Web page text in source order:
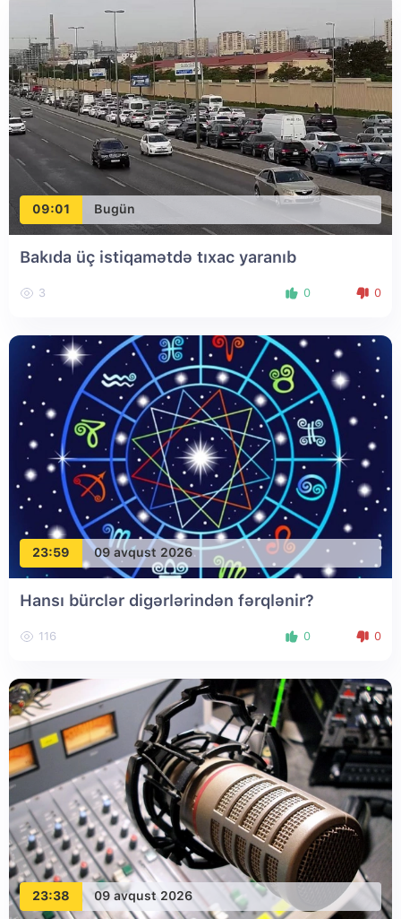
09:01 Bugün
Bakıda üç istiqamətdə tıxac yaranıb
3 0 0
23:59 09 avqust 2026
Hansı bürclər digərlərindən fərqlənir?
116 0 0
23:38 09 avqust 2026